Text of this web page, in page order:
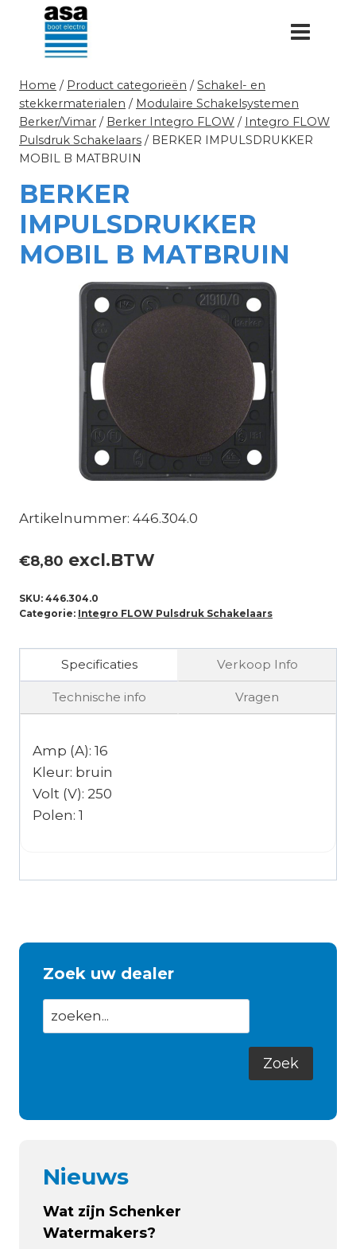
Doorgaan
inhoud
Home / Product categorieën / Schakel- en
stekkermaterialen / Modulaire Schakelsystemen
Berker/Vimar / Berker Integro FLOW / Integro FLOW
Pulsdruk Schakelaars / BERKER IMPULSDRUKKER
MOBIL B MATBRUIN
BERKER
IMPULSDRUKKER
MOBIL B MATBRUIN
Artikelnummer: 446.304.0
€8,80 excl.BTW
SKU: 446.304.0
Categorie: Integro FLOW Pulsdruk Schakelaars
Specificaties Verkoop Info
Technische info Vragen
Amp (A): 16
Kleur: bruin
Volt (V): 250
Polen: 1
Zoek uw dealer
Nieuws
Wat zijn Schenker
Watermakers?